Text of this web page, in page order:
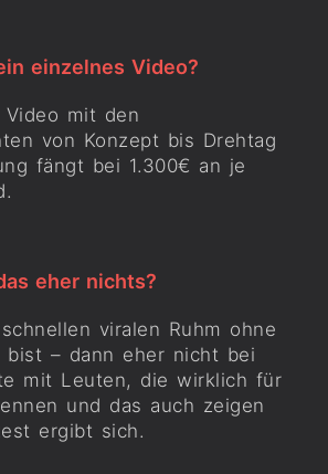
einzelnes Video?
Video mit den
von Konzept bis Drehtag
fängt bei 1.300€ an je
eher nichts?
viralen Ruhm ohne
bist – dann eher nicht bei
mit Leuten, die wirklich für
und das auch zeigen
ergibt sich.